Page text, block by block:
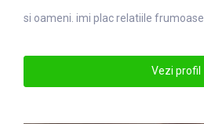
si oameni. imi plac relatiile frumoase
Vezi profil